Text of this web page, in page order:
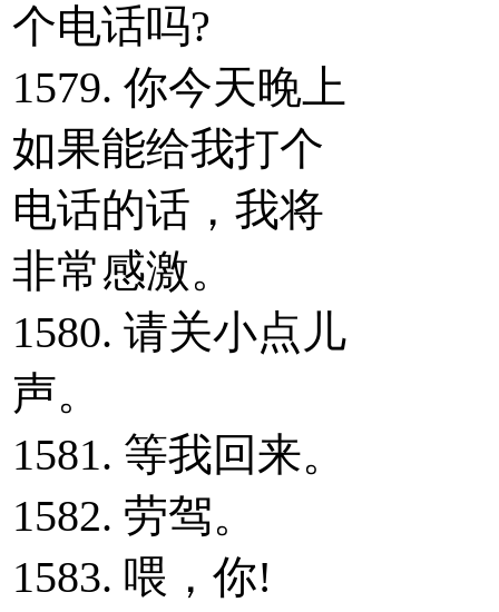
个电话吗?
1579. 你今天晚上
如果能给我打个
电话的话，我将
非常感激。
1580. 请关小点儿
声。
1581. 等我回来。
1582. 劳驾。
1583. 喂，你!